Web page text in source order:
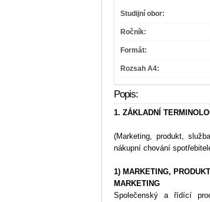
Studijní obor:
Ročník:
Formát:
Rozsah A4:
Popis:
1. ZÁKLADNÍ
(Marketing, produkt,
nákupní chování
1) MARKETING,
MARKETING
Společenský a řídící